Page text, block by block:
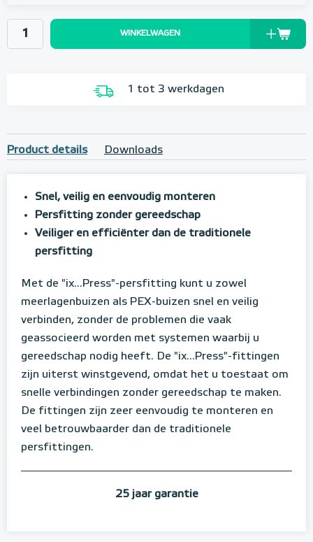
WINKELWAGEN
1 tot 3 werkdagen
Product details Downloads
Snel, veilig en eenvoudig monteren
Persfitting zonder gereedschap
Veiliger en efficiënter dan de traditionele
persfitting
Met de "ix...Press"-persfitting kunt u zowel
meerlagenbuizen als PEX-buizen snel en veilig
verbinden, zonder de problemen die vaak
geassocieerd worden met systemen waarbij u
gereedschap nodig heeft. De "ix...Press"-fittingen
zijn uiterst winstgevend, omdat het u toestaat om
snelle verbindingen zonder gereedschap te maken.
De fittingen zijn zeer eenvoudig te monteren en
veel betrouwbaarder dan de traditionele
persfittingen.
25 jaar garantie